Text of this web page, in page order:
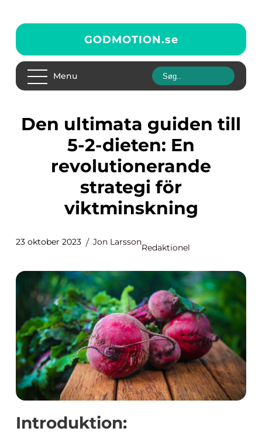
GODMOTION.se
Menu
Den ultimata guiden till
5-2-dieten: En
revolutionerande
strategi för
viktminskning
23 oktober 2023 Jon Larsson
Redaktionel
Introduktion: